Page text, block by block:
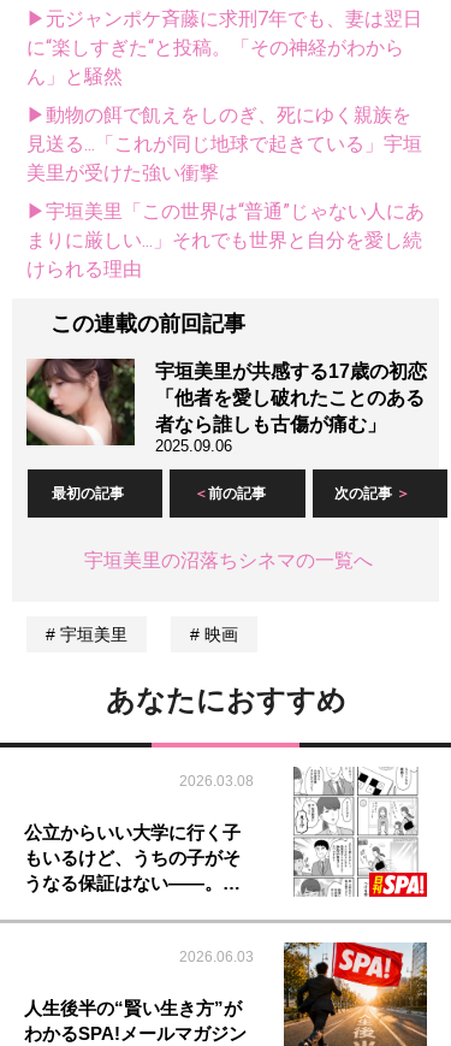
▶元ジャンポケ斉藤に求刑7年でも、妻は翌日
に“楽しすぎた“と投稿。「その神経がわから
ん」と騒然
▶動物の餌で飢えをしのぎ、死にゆく親族を
見送る...「これが同じ地球で起きている」宇垣
美里が受けた強い衝撃
▶宇垣美里「この世界は“普通”じゃない人にあ
まりに厳しい...」それでも世界と自分を愛し続
けられる理由
この連載の前回記事
宇垣美里が共感する17歳の初恋
「他者を愛し破れたことのある
者なら誰しも古傷が痛む」
2025.09.06
最初の記事 前の記事 次の記事
宇垣美里の沼落ちシネマの一覧へ
宇垣美里 映画
あなたにおすすめ
2026.03.08
公立からいい大学に行く子
もいるけど、うちの子がそ
うなる保証はない――。…
2026.06.03
人生後半の“賢い生き方”が
わかるSPA!メールマガジン